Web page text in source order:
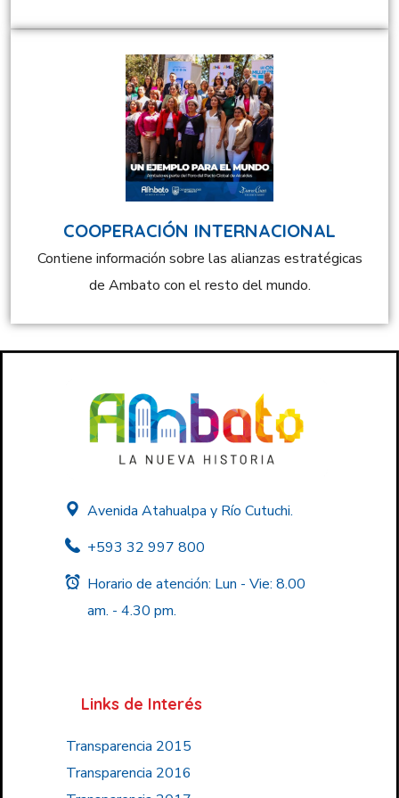
COOPERACIÓN INTERNACIONAL
Contiene información sobre las alianzas estratégicas
de Ambato con el resto del mundo.
Avenida Atahualpa y Río Cutuchi.
+593 32 997 800
Horario de atención: Lun - Vie: 8.00
am. - 4.30 pm.
Links de Interés
Transparencia 2015
Transparencia 2016